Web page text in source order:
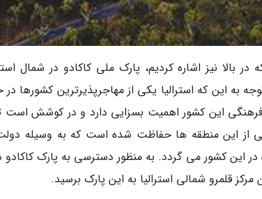
به این که استرالیا یکی از مهاجرپذیرترین
این کشور اهمیت بسزایی دارد و در کوشش است
از این منطقه ها حفاظت شده است که به وسیله دولت
در این کشور می گردد. به منظور دسترسی به پارک
مرکز قلمرو شمالی استرالیا به این پارک برسید.